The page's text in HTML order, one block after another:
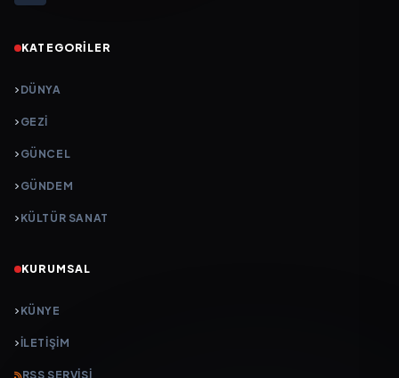
KATEGORILER
DÜNYA
GEZI
GÜNCEL
GÜNDEM
KÜLTÜR SANAT
KURUMSAL
KÜNYE
İLETIŞIM
RSS SERVISI